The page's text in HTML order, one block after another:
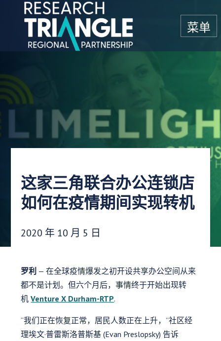
跳至内容
菜单
这家三角联合办公连锁店
如何在疫情期间实现转机
发布日期：
2020 年 10 月 5 日
罗利 — 在全球疫情爆发之初开设共享办公空间从来
都不是计划。但六个月后，事情终于开始出现转
机Venture X Durham-RTP.
“我们正在恢复正常，居民人数正在上升，”社区经
理埃文·普雷斯洛普斯基 (Evan Preslopsky) 告诉